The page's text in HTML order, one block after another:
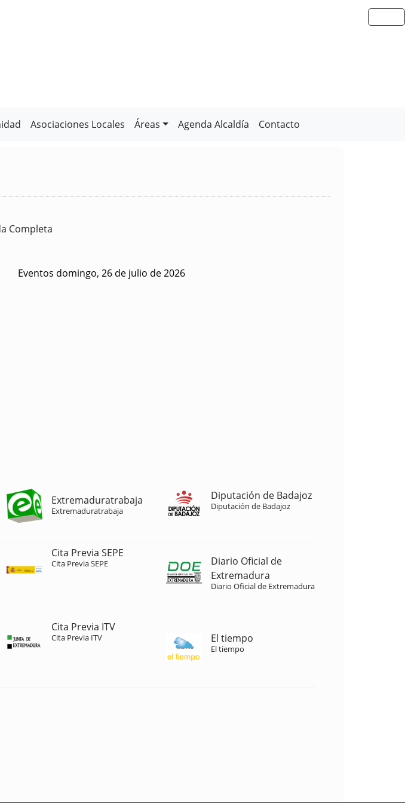
Asociaciones Locales Áreas Agenda Alcaldía Contacto
Completa
Eventos domingo, 26 de julio de 2026
Extremaduratrabaja
Extremaduratrabaja
Diputación de Badajoz
Diputación de Badajoz
Cita Previa SEPE
Cita Previa SEPE
Diario Oficial de
Extremadura
Diario Oficial de Extremadura
Cita Previa ITV
Cita Previa ITV El tiempo
El tiempo